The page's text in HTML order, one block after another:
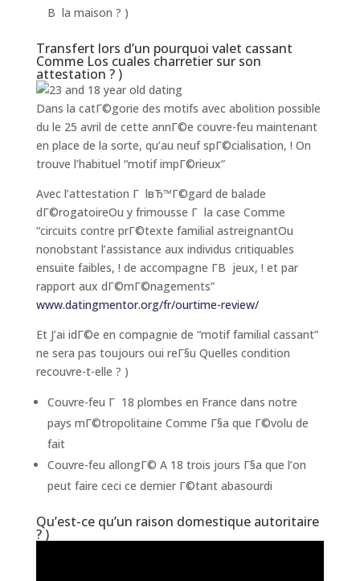
В la maison ? )
Transfert lors d’un pourquoi valet cassant
Comme Los cuales charretier sur son
attestation ? )
Dans la catГ©gorie des motifs avec abolition possible
du le 25 avril de cette annГ©e couvre-feu maintenant
en place de la sorte, qu’au neuf spГ©cialisation, ! On
trouve l’habituel “motif impГ©rieux”
Avec l’attestation Г lвЂ™Г©gard de balade
dГ©rogatoireOu y frimousse Г la case Comme
“circuits contre prГ©texte familial astreignantOu
nonobstant l’assistance aux individus critiquables
ensuite faibles, ! de accompagne Г­В jeux, ! et par
rapport aux dГ©mГ©nagements”
www.datingmentor.org/fr/ourtime-review/
Et J’ai idГ©e en compagnie de “motif familial cassant”
ne sera pas toujours oui reГ§u Quelles condition
recouvre-t-elle ? )
Couvre-feu Г 18 plombes en France dans notre
pays mГ©tropolitaine Comme Г§a que Г©volu de
fait
Couvre-feu allongГ© A 18 trois jours Г§a que l’on
peut faire ceci ce dernier Г©tant abasourdi
Qu’est-ce qu’un raison domestique autoritaire
? )